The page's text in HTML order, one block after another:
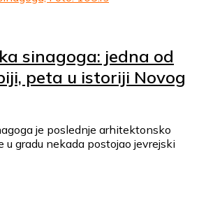
sinagoga: jedna od
peta u istoriji Novog
je poslednje arhitektonsko
u gradu nekada postojao jevrejski